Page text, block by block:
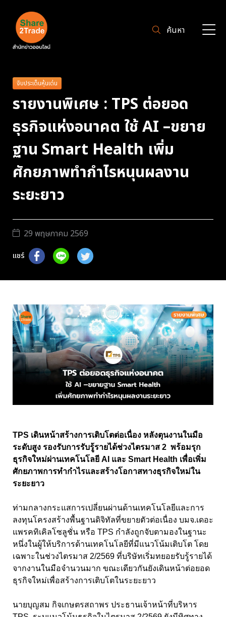
ค้นหา
จับประเด็นหุ้นเด่น
รายงานพิเศษ : TPS ต่อยอด
ธุรกิจแห่งอนาคต ใช้ AI –ขยาย
ฐาน Smart Health เพิ่ม
ศักยภาพทำกำไรหนุนผลงาน
ระยะยาว
29 พฤษภาคม 2569
แชร์
TPS เดินหน้าสร้างการเติบโตต่อเนื่อง หลังตุนงานในมือ
ระดับสูง รองรับการรับรู้รายได้ช่วงไตรมาส 2 พร้อมรุก
ธุรกิจใหม่ผ่านเทคโนโลยี AI และ Smart Health เพื่อเพิ่ม
ศักยภาพการทำกำไรและสร้างโอกาสทางธุรกิจใหม่ใน
ระยะยาว
ท่ามกลางกระแสการเปลี่ยนผ่านด้านเทคโนโลยีและการ
ลงทุนโครงสร้างพื้นฐานดิจิทัลที่ขยายตัวต่อเนื่อง บมจ.เดอะ
แพรคทิเคิลโซลูชั่น หรือ TPS กำลังถูกจับตามองในฐานะ
หนึ่งในผู้ให้บริการด้านเทคโนโลยีที่มีแนวโน้มเติบโต โดย
เฉพาะในช่วงไตรมาส 2/2569 ที่บริษัทเริ่มทยอยรับรู้รายได้
จากงานในมือจำนวนมาก ขณะเดียวกันยังเดินหน้าต่อยอด
ธุรกิจใหม่เพื่อสร้างการเติบโตในระยะยาว
นายบุญสม กิจเกษตรสถาพร ประธานเจ้าหน้าที่บริหาร